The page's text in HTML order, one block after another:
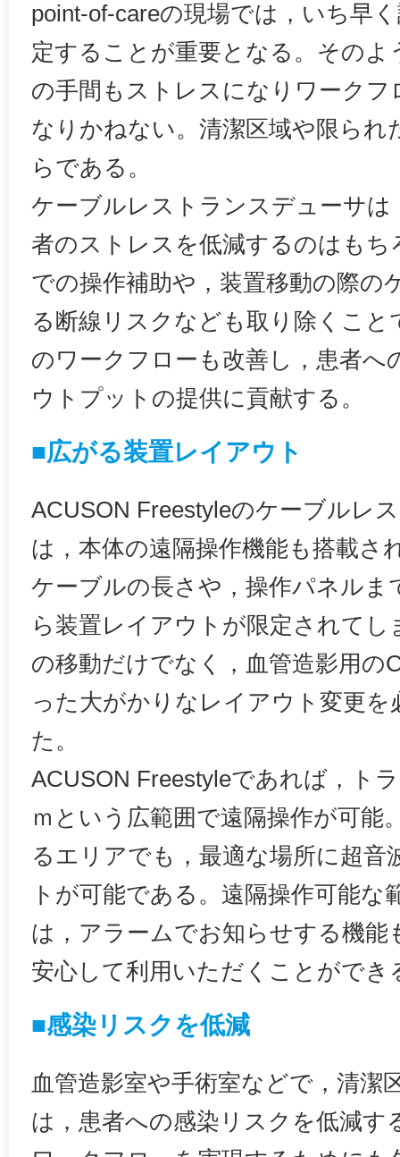
point-of-careの現場では，いち早
定することが重要となる。そのよ
の手間もストレスになりワークフ
なりかねない。清潔区域や限られ
らである。
ケーブルレストランスデューサは
者のストレスを低減するのはもち
での操作補助や，装置移動の際の
る断線リスクなども取り除くこと
のワークフローも改善し，患者へ
ウトプットの提供に貢献する。
■広がる装置レイアウト
ACUSON Freestyleのケーブルレ
は，本体の遠隔操作機能も搭載さ
ケーブルの長さや，操作パネルま
ら装置レイアウトが限定されてし
の移動だけでなく，血管造影用の
った大がかりなレイアウト変更
た。
ACUSON Freestyleであれば，ト
ｍという広範囲で遠隔操作が可能
るエリアでも，最適な場所に超音
トが可能である。遠隔操作可能な
は，アラームでお知らせする機能
安心して利用いただくことができ
■感染リスクを低減
血管造影室や手術室などで，清潔
は，患者への感染リスクを低減す